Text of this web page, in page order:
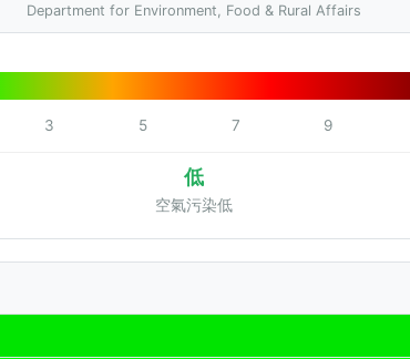
Department for Environment, Food & Rural Affairs
3 5 7 9
低
空氣污染低